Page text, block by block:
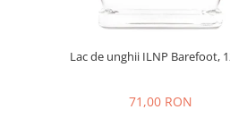
Lac de unghii ILNP Barefoot,
71,00 RON